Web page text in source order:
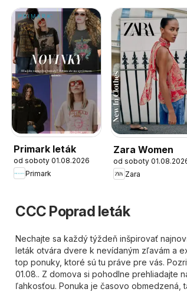
Primark leták
od soboty 01.08.2026
Primark
Zara Women
od soboty
Zara
CCC Poprad leták
Nechajte sa každý týždeň inšpirovať
leták otvára dvere k nevídaným zľavám a
top ponuky, ktoré sú tu práve pre vás.
01.08.. Z domova si pohodlne prehliadajte
ľahkosťou. Ponuka je časovo obmedzená,